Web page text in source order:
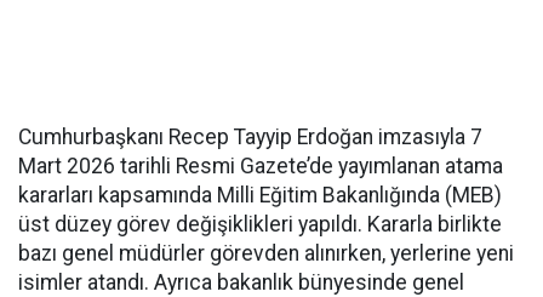
Cumhurbaşkanı Recep Tayyip Erdoğan imzasıyla 7
Mart 2026 tarihli Resmi Gazete’de yayımlanan atama
kararları kapsamında Milli Eğitim Bakanlığında (MEB)
üst düzey görev değişiklikleri yapıldı. Kararla birlikte
bazı genel müdürler görevden alınırken, yerlerine yeni
isimler atandı. Ayrıca bakanlık bünyesinde genel